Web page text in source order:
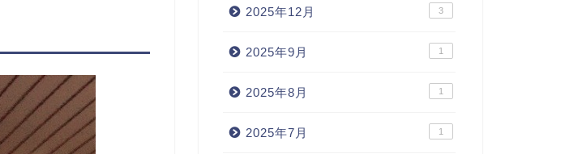
2025年12月 3
2025年9月 1
2025年8月 1
2025年7月 1